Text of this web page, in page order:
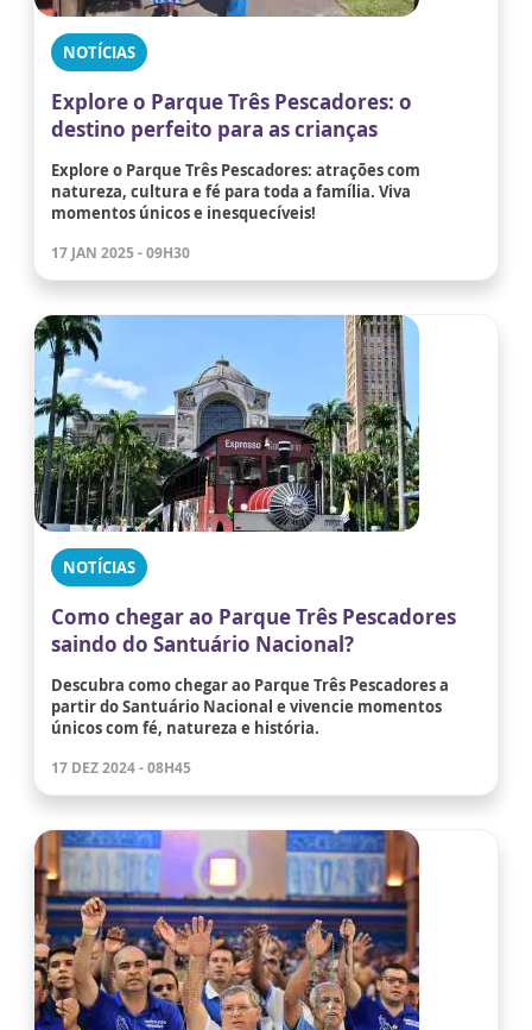
NOTÍCIAS
Explore o Parque Três Pescadores: o
destino perfeito para as crianças
Explore o Parque Três Pescadores: atrações com
natureza, cultura e fé para toda a família. Viva
momentos únicos e inesquecíveis!
17 JAN 2025 - 09H30
NOTÍCIAS
Como chegar ao Parque Três Pescadores
saindo do Santuário Nacional?
Descubra como chegar ao Parque Três Pescadores a
partir do Santuário Nacional e vivencie momentos
únicos com fé, natureza e história.
17 DEZ 2024 - 08H45